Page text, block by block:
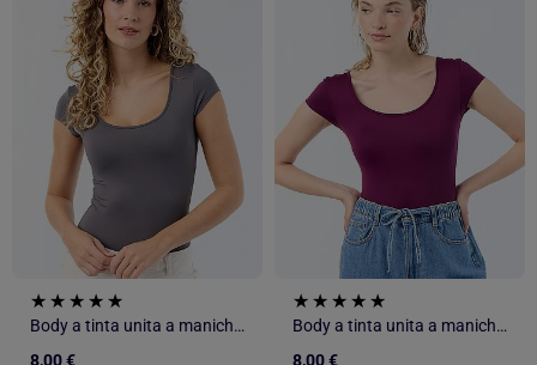
Body a tinta unita a maniche corte
8,00 €
Body a tinta unita a maniche corte
8,00 €